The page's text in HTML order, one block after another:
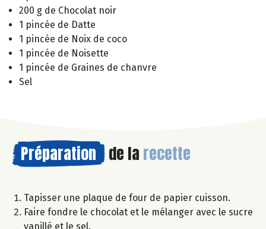
200 g de Chocolat noir
1 pincée de Datte
1 pincée de Noix de coco
1 pincée de Noisette
1 pincée de Graines de chanvre
Sel
Préparation de la recette
Tapisser une plaque de four de papier cuisson.
Faire fondre le chocolat et le mélanger avec le sucre
vanillé et le sel.